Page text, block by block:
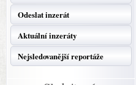
Odeslat inzerát
Aktuální inzeráty
Nejsledovanější reportáže